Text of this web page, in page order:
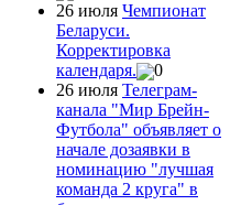
26 июля Чемпионат
Беларуси.
Корректировка
календаря.
0
26 июля Телеграм-
канала "Мир Брейн-
Футбола" объявляет о
начале дозаявки в
номинацию "лучшая
команда 2 круга" в